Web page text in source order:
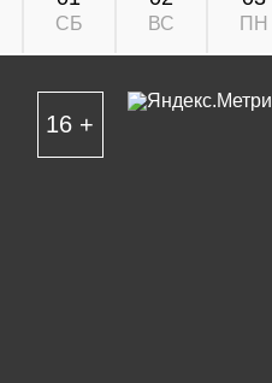
СБ ВС ПН
16 +